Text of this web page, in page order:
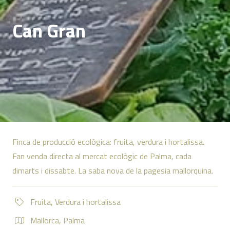
Can Gran
Finca de producció ecològica: fruita, verdura i hortalissa.
Fan venda directa al mercat ecològic de Palma, cada
dimarts i dissabte. La saba nova de la pagesia mallorquina.
Fruita,Verdura i hortalissa
Mallorca, Palma